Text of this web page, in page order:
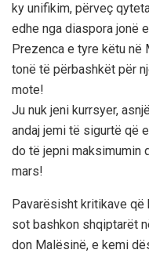
ky unifikim, përveç
edhe nga diaspora jonë
Prezenca e tyre këtu në
tonë të përbashkët për
mote!
Ju nuk jeni kurrsyer,
andaj jemi të sigurtë që
do të jepni maksimumin
mars!
Pavarësisht kritikave
sot bashkon shqiptarët
don Malësinë, e kemi